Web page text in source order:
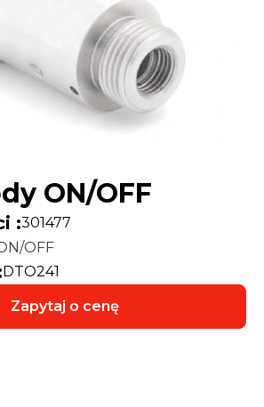
ON/OFF
:301477
OFF
DTO241
Zapytaj o cenę